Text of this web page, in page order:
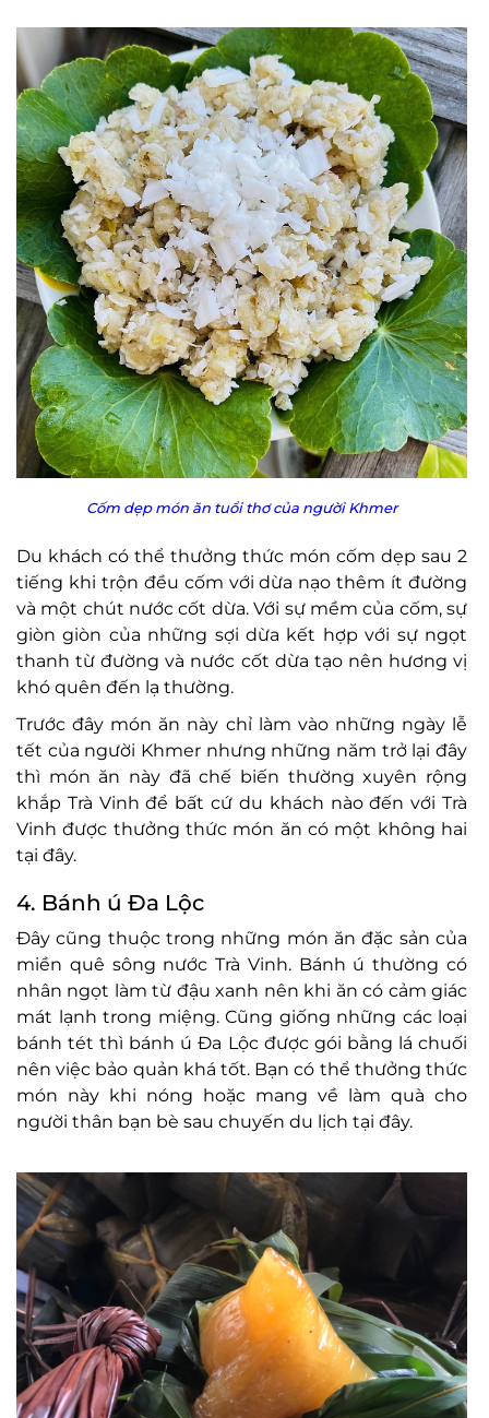
Cốm dẹp món ăn tuổi thơ của người Khmer
Du khách có thể thưởng thức món cốm dẹp sau 2
tiếng khi trộn đều cốm với dừa nạo thêm ít đường
và một chút nước cốt dừa. Với sự mềm của cốm, sự
giòn giòn của những sợi dừa kết hợp với sự ngọt
thanh từ đường và nước cốt dừa tạo nên hương vị
khó quên đến lạ thường.
Trước đây món ăn này chỉ làm vào những ngày lễ
tết của người Khmer nhưng những năm trở lại đây
thì món ăn này đã chế biến thường xuyên rộng
khắp Trà Vinh để bất cứ du khách nào đến với Trà
Vinh được thưởng thức món ăn có một không hai
tại đây.
4. Bánh ú Đa Lộc
Đây cũng thuộc trong những món ăn đặc sản của
miền quê sông nước Trà Vinh. Bánh ú thường có
nhân ngọt làm từ đậu xanh nên khi ăn có cảm giác
mát lạnh trong miệng. Cũng giống những các loại
bánh tét thì bánh ú Đa Lộc được gói bằng lá chuối
nên việc bảo quản khá tốt. Bạn có thể thưởng thức
món này khi nóng hoặc mang về làm quà cho
người thân bạn bè sau chuyến du lịch tại đây.